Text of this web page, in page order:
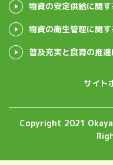
物資の安定供給に関
物資の衛生管理に関
普及充実と食育の推
サイト
Copyright 2021